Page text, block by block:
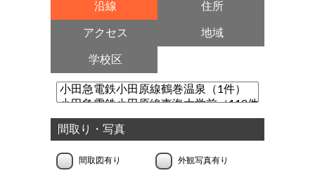
沿線 住所
アクセス 地域
学校区
間取り・写真
間取図有り 外観写真有り